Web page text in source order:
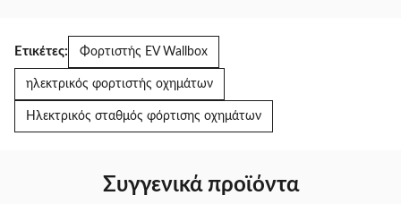
Ετικέτες: Φορτιστής EV Wallbox
ηλεκτρικός φορτιστής οχημάτων
Ηλεκτρικός σταθμός φόρτισης οχημάτων
Συγγενικά προϊόντα